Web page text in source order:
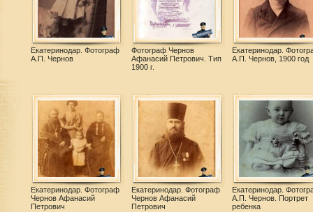
Екатеринодар. Фотограф
А.П. Чернов
Фотограф Чернов
Афанасий Петрович. Тип
1900 г.
Екатеринодар.
А.П. Чернов, 1900 год
Екатеринодар. Фотограф
Чернов Афанасий
Петрович
Екатеринодар. Фотограф
Чернов Афанасий
Петрович
Екатеринодар.
А.П. Чернов. Портрет
ребенка